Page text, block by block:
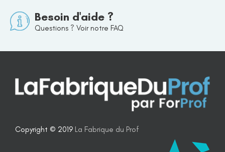
Besoin d'aide ?
Questions ? Voir notre FAQ
Copyright © 2019 La Fabrique du Prof